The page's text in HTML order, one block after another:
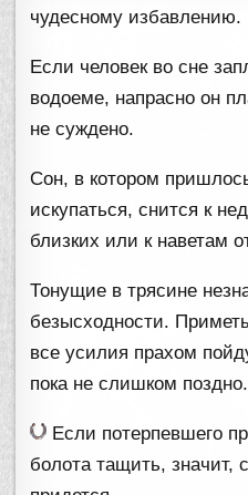
чудесному избавлению.
Если человек во сне
водоеме, напрасно он
не суждено.
Сон, в котором
искупаться, снится к
близких или к наветам
Тонущие в трясине
безысходности.
все усилия прахом
пока не слишком поздно.
Если потерпевшего
болота тащить, значит,